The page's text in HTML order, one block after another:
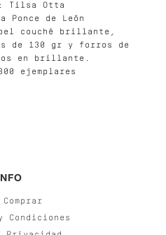
Tilsa Otta
Ponce de León
couché brillante,
de 130 gr y forros de
en brillante.
ejemplares
Comprar
Condiciones